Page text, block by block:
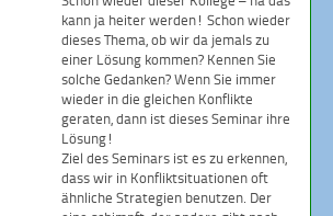
kann ja heiter werden! Schon wieder
dieses Thema, ob wir da jemals zu
einer Lösung kommen? Kennen Sie
solche Gedanken? Wenn Sie immer
wieder in die gleichen Konflikte
geraten, dann ist dieses Seminar ihre
Lösung!
Ziel des Seminars ist es zu erkennen,
dass wir in Konfliktsituationen oft
ähnliche Strategien benutzen. Der